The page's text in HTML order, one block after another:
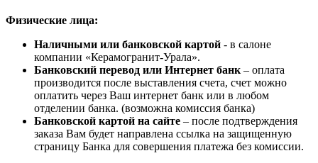
Физические лица:
Наличными или банковской картой - в салоне
компании «Керамогранит-Урала».
Банковский перевод или Интернет банк – оплата
производится после выставления счета, счет можно
оплатить через Ваш интернет банк или в любом
отделении банка. (возможна комиссия банка)
Банковской картой на сайте – после подтверждения
заказа Вам будет направлена ссылка на защищенную
страницу Банка для совершения платежа без комиссии.